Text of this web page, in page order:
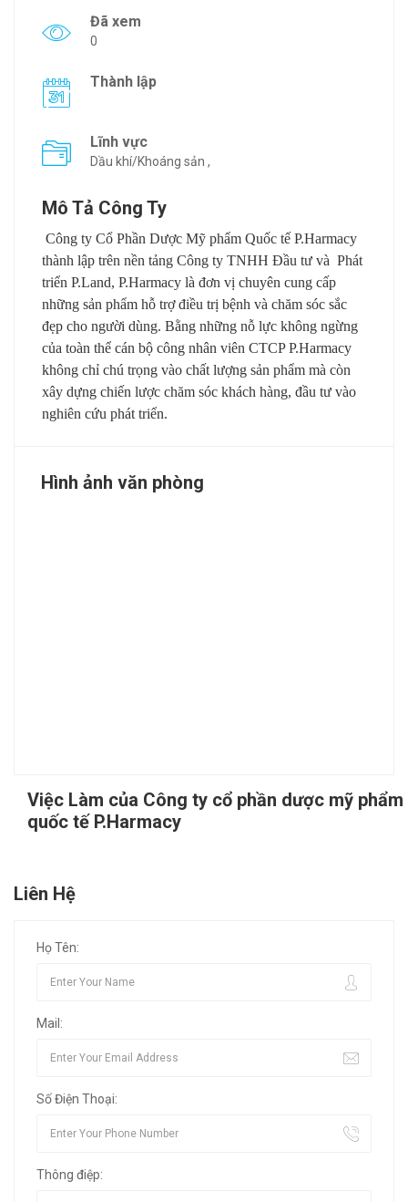
Đã xem
0
Thành lập
Lĩnh vực
Dầu khí/Khoáng sản ,
Mô Tả Công Ty
Công ty Cổ Phần Dược Mỹ phẩm Quốc tế P.Harmacy
thành lập trên nền tảng Công ty TNHH Đầu tư và Phát
triển P.Land, P.Harmacy là đơn vị chuyên cung cấp
những sản phẩm hỗ trợ điều trị bệnh và chăm sóc sắc
đẹp cho người dùng. Bằng những nỗ lực không ngừng
của toàn thể cán bộ công nhân viên CTCP P.Harmacy
không chỉ chú trọng vào chất lượng sản phẩm mà còn
xây dựng chiến lược chăm sóc khách hàng, đầu tư vào
nghiên cứu phát triển.
Hình ảnh văn phòng
Việc Làm của Công ty cổ phần dược mỹ phẩm
quốc tế P.Harmacy
Liên Hệ
Họ Tên:
Mail:
Số Điện Thoại:
Thông điệp: